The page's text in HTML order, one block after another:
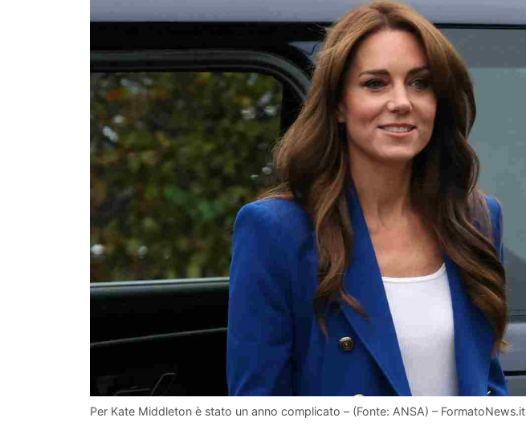
Per Kate Middleton è stato un anno complicato – (Fonte: ANSA) – FormatoNews.it